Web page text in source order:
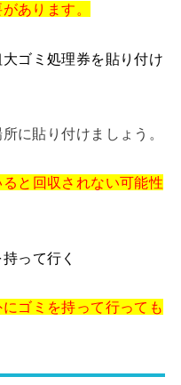
あります。
ゴミ処理券を貼り付け
に貼り付けましょう。
と回収されない可能性
って行く
ゴミを持って行っても